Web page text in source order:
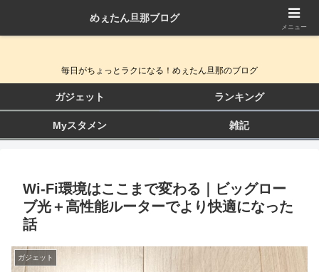
QOL向上ガジェット＆生活改善ブログ
毎日がちょっとラクになる！めぇたん旦那のブログ
ガジェット ランキング
Myスタメン 雑記
Wi-Fi環境はここまで変わる｜ビッグロー
ブ光＋高性能ルーターでより快適になった
話
ガジェット
めぇたん旦那ブログ
メニュー